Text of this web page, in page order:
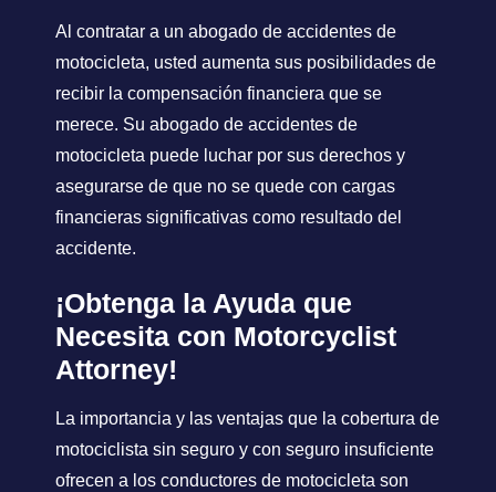
Al contratar a un abogado de accidentes de
motocicleta, usted aumenta sus posibilidades de
recibir la compensación financiera que se
merece. Su abogado de accidentes de
motocicleta puede luchar por sus derechos y
asegurarse de que no se quede con cargas
financieras significativas como resultado del
accidente.
¡Obtenga la Ayuda que
Necesita con Motorcyclist
Attorney!
La importancia y las ventajas que la cobertura de
motociclista sin seguro y con seguro insuficiente
ofrecen a los conductores de motocicleta son